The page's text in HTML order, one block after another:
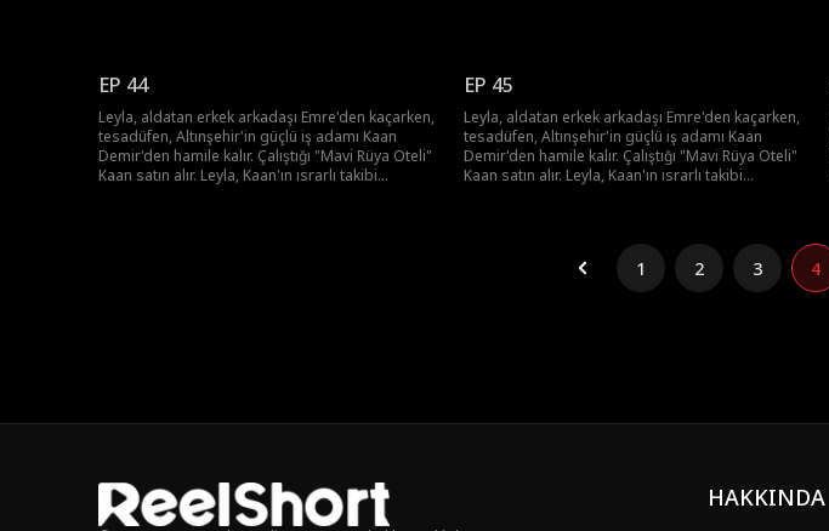
EP 44
Leyla, aldatan erkek arkadaşı Emre'den kaçarken,
tesadüfen, Altınşehir'in güçlü iş adamı Kaan
Demir'den hamile kalır. Çalıştığı "Mavi Rüya Oteli"
Kaan satın alır. Leyla, Kaan'ın ısrarlı takibi
EP 45
Leyla, aldatan erkek arkadaşı Emre'den kaçarken,
tesadüfen, Altınşehir'in güçlü iş adamı Kaan
Demir'den hamile kalır. Çalıştığı "Mavi Rüya Oteli"
Kaan satın alır. Leyla, Kaan'ın ısrarlı takibi
1 2 3 4
HAKKINDA